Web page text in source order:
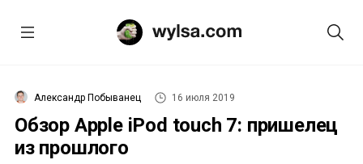
Александр Побыванец 16 июля 2019
Обзор Apple iPod touch 7: пришелец
из прошлого